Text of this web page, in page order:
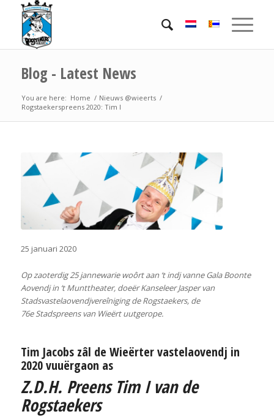
Blog - Latest News
You are here: Home / Nieuws @wieerts /
Rogstaekerspreens 2020: Tim I
25 januari 2020
Op zaoterdig 25 jannewarie woôrt aan ‘t indj vanne Gala Boonte
Aovendj in ‘t Munttheater, doeër Kanseleer Jasper van
Stadsvastelaovendjvereîniging de Rogstaekers, de
76e Stadspreens van Wieërt uutgerope.
Tim Jacobs zâl de Wieërter vastelaovendj in
2020 vuuërgaon as
Z.D.H. Preens Tim I van de
Rogstaekers